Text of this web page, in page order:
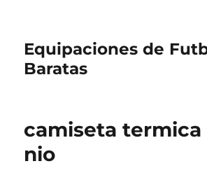
Equipaciones de
Baratas
camiseta
nio